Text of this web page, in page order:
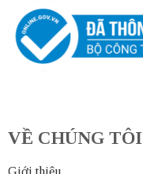
VỀ CHÚNG TÔI